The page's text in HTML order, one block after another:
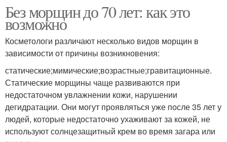
Без морщин до 70 лет: как это
возможно
Косметологи различают несколько видов морщин в
зависимости от причины возникновения:
статические;мимические;возрастные;гравитационные.
Статические морщины чаще развиваются при
недостаточном увлажнении кожи, нарушении
дегидратации. Они могут проявляться уже после 35 лет у
людей, которые недостаточно ухаживают за кожей, не
используют солнцезащитный крем во время загара или